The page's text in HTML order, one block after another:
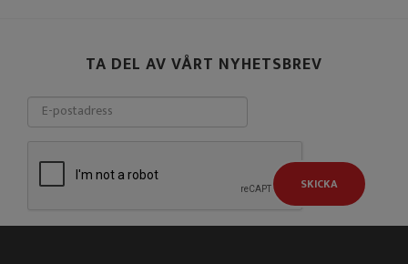
TA DEL AV VÅRT NYHETSBREV
SKICKA